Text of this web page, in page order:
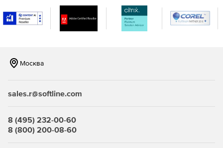
конструкции NSX-V и NSX-T, а также их связи с
рабочими нагрузками и развертыванием.
Улучшенная интеграция SaltStack Config.
автоматическому устранению отклонения
Automation. Кроме того, SaltStack Config интегрирован
Suite Lifecycle Manager.
Москва
sales.r@softline.com
8 (495) 232-00-60
8 (800) 200-08-60